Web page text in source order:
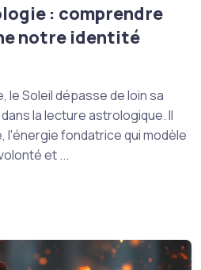
: comprendre
notre identité
le Soleil dépasse de loin sa
la lecture astrologique. Il
l'énergie fondatrice qui modèle
et ...